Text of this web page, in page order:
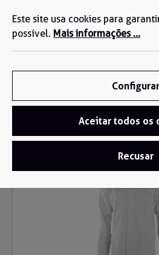
principal
Roupa descartável / Batas
Este site usa cookies para
possível. Mais informações ...
Configurar
Aceitar todos os
Recusar